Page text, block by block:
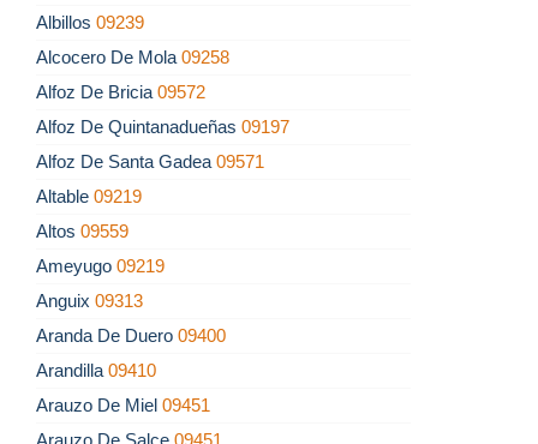
Albillos 09239
Alcocero De Mola 09258
Alfoz De Bricia 09572
Alfoz De Quintanadueñas 09197
Alfoz De Santa Gadea 09571
Altable 09219
Altos 09559
Ameyugo 09219
Anguix 09313
Aranda De Duero 09400
Arandilla 09410
Arauzo De Miel 09451